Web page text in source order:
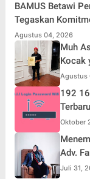
BAMUS Betawi
Tegaskan
Kondusif Jelang
Agustus 04, 2026
Muh
Kocak
Jadi
Agustus
192
Oktober
Adv.
Juli 31,